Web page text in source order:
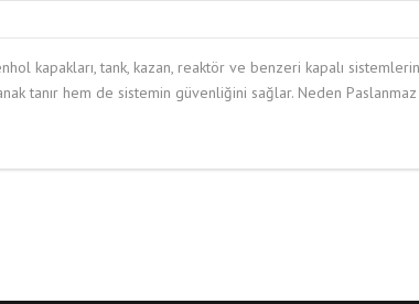
kapakları, tank, kazan, reaktör ve benzeri kapalı
tanır hem de sistemin güvenliğini sağlar. Neden